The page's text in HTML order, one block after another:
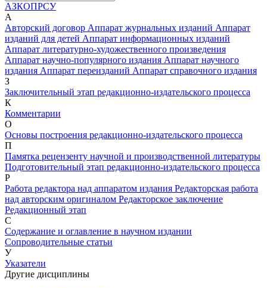
АЗКОПРСУ
А
Авторский договор Аппарат журнальных изданий Аппарат
изданий для детей Аппарат информационных изданий
Аппарат литературно-художественного произведения
Аппарат научно-популярного издания Аппарат научного
издания Аппарат переизданий Аппарат справочного издания
З
Заключительный этап редакционно-издательского процесса
К
Комментарии
О
Основы построения редакционно-издательского процесса
П
Памятка рецензенту научной и производственной литературы
Подготовительный этап редакционно-издательского процесса
Р
Работа редактора над аппаратом издания Редакторская работа
над авторским оригиналом Редакторское заключение
Редакционный этап
С
Содержание и оглавление в научном издании
Сопроводительные статьи
У
Указатели
Другие дисциплины